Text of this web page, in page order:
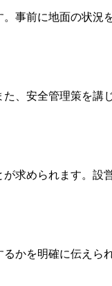
事前に地面の状況
、安全管理策を講
求められます。設
かを明確に伝えら